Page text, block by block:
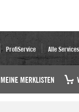
ProfiService Alle Services
MEINE MERKLISTEN